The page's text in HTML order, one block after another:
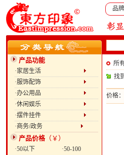
品
产品功能
·家居生活
·服饰配饰
·办公用品
·休闲娱乐
·摆件挂件
·商务/政务
产品价格（￥）
·50以下
·50-100
所
找
价格：